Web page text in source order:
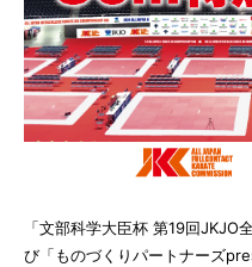
「文部科学大臣杯 第19回JKJO
び「ものづくりパートナーズ